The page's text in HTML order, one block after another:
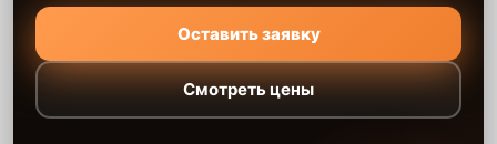
Оставить заявку
Смотреть цены